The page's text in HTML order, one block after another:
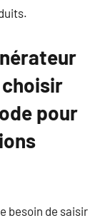
choisir
pour
besoin de saisir